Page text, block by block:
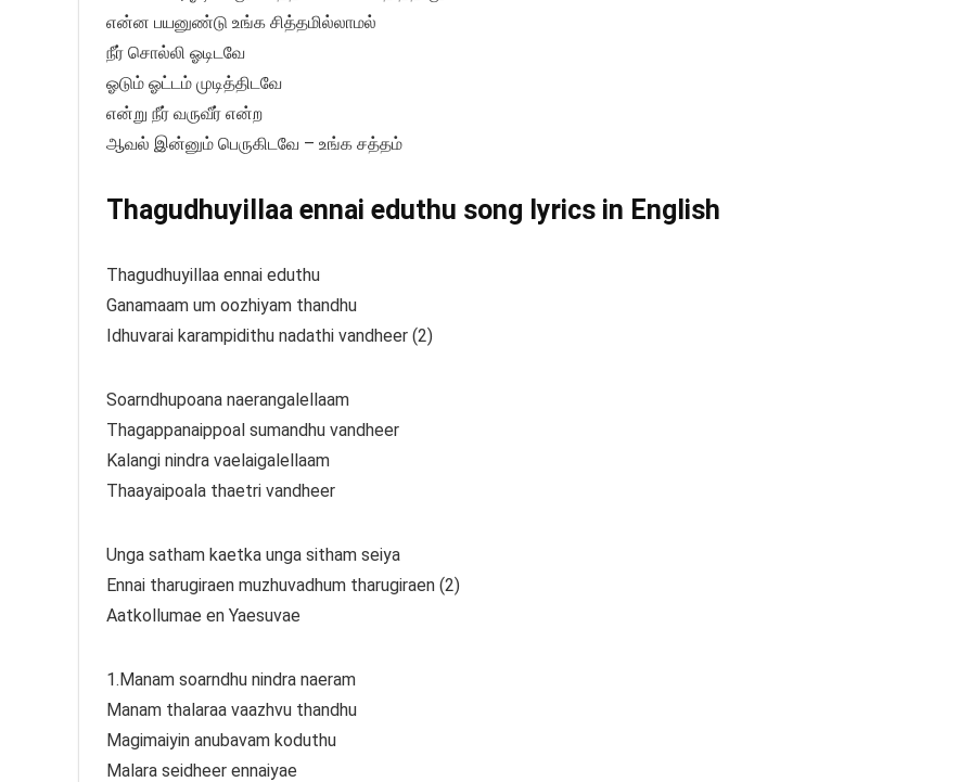
என்ன பயனுண்டு உங்க சித்தமில்லாமல்
நீர் சொல்லி ஓடிடவே
ஓடும் ஓட்டம் முடித்திடவே
என்று நீர் வருவீர் என்ற
ஆவல் இன்னும் பெருகிடவே – உங்க சத்தம்
Thagudhuyillaa ennai eduthu song lyrics in English
Thagudhuyillaa ennai eduthu
Ganamaam um oozhiyam thandhu
Idhuvarai karampidithu nadathi vandheer (2)
Soarndhupoana naerangalellaam
Thagappanaippoal sumandhu vandheer
Kalangi nindra vaelaigalellaam
Thaayaipoala thaetri vandheer
Unga satham kaetka unga sitham seiya
Ennai tharugiraen muzhuvadhum tharugiraen (2)
Aatkollumae en Yaesuvae
1.Manam soarndhu nindra naeram
Manam thalaraa vaazhvu thandhu
Magimaiyin anubavam koduthu
Malara seidheer ennaiyae